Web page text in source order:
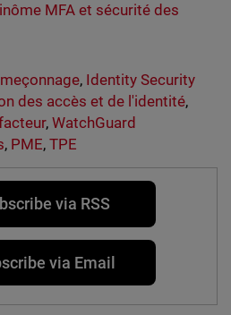
MFA et sécurité des
, Identity Security
des accès et de l'identité,
,WatchGuard
, PME,TPE
via RSS
via Email